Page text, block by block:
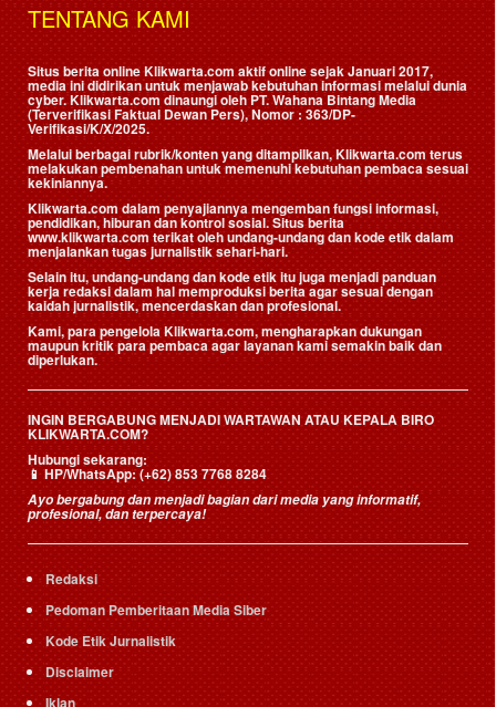
TENTANG KAMI
Situs berita online Klikwarta.com aktif online sejak Januari 2017,
media ini didirikan untuk menjawab kebutuhan informasi melalui dunia
cyber. Klikwarta.com dinaungi oleh PT. Wahana Bintang Media
(Terverifikasi Faktual Dewan Pers), Nomor : 363/DP-
Verifikasi/K/X/2025.
Melalui berbagai rubrik/konten yang ditampilkan, Klikwarta.com terus
melakukan pembenahan untuk memenuhi kebutuhan pembaca sesuai
kekiniannya.
Klikwarta.com dalam penyajiannya mengemban fungsi informasi,
pendidikan, hiburan dan kontrol sosial. Situs berita
www.klikwarta.com terikat oleh undang-undang dan kode etik dalam
menjalankan tugas jurnalistik sehari-hari.
Selain itu, undang-undang dan kode etik itu juga menjadi panduan
kerja redaksi dalam hal memproduksi berita agar sesuai dengan
kaidah jurnalistik, mencerdaskan dan profesional.
Kami, para pengelola Klikwarta.com, mengharapkan dukungan
maupun kritik para pembaca agar layanan kami semakin baik dan
diperlukan.
INGIN BERGABUNG MENJADI WARTAWAN ATAU KEPALA BIRO
KLIKWARTA.COM?
Hubungi sekarang:
📱HP/WhatsApp:(+62) 853 7768 8284
Ayo bergabung dan menjadi bagian dari media yang informatif,
profesional, dan terpercaya!
Redaksi
Pedoman Pemberitaan Media Siber
Kode Etik Jurnalistik
Disclaimer
Iklan